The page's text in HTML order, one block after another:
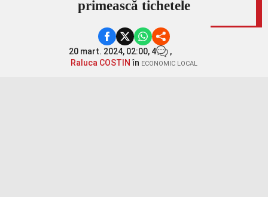
primească tichetele
20 mart. 2024, 02:00, 4
,
Raluca COSTIN în ECONOMIC LOCAL